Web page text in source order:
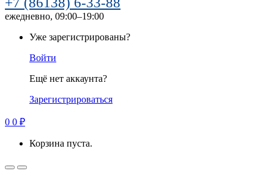
ежедневно, 09:00–19:00
Уже зарегистрированы?
Войти
Ещё нет аккаунта?
Зарегистрироваться
0 0 ₽
Корзина пуста.